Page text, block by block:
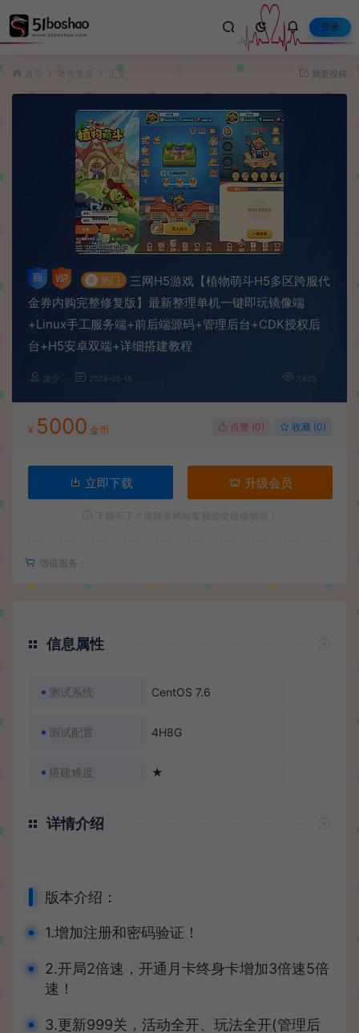
登录
寄售资源 正文 我要投稿
# 热门
三网H5游戏【植物萌斗H5多区跨服代
金券内购完整修复版】最新整理单机一键即玩镜像端
+Linux手工服务端+前后端源码+管理后台+CDK授权后
台+H5安卓双端+详细搭建教程
波少 2026-05-15 7,625
¥ 5000 金币 点赞 (0) 收藏 (0)
立即下载 升级会员
增值服务：
信息属性
测试系统 CentOS 7.6
测试配置 4H8G
搭建难度 ★
详情介绍
版本介绍：
1.增加注册和密码验证！
2.开局2倍速，开通月卡终身卡增加3倍速5倍
速！
3.更新999关，活动全开、玩法全开(管理后